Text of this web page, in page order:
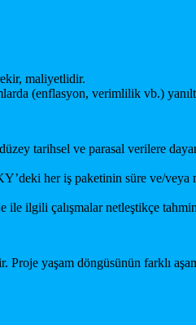
maliyetlidir.
(enflasyon, verimlilik vb.)
tarihsel ve parasal verilere
her iş paketinin süre ve/
ile ilgili çalışmalar netleştikçe
yaşam döngüsünün farklı